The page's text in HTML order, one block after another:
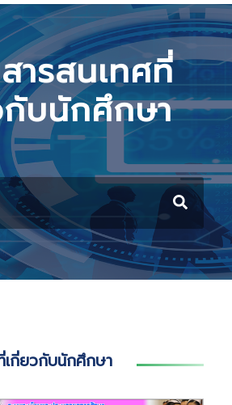
ารสนเทศที่
บนักศึกษา
เกี่ยวกับนักศึกษา